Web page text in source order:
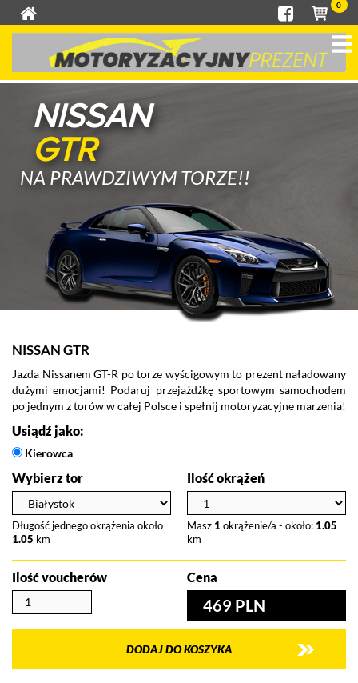
0
NISSAN
GTR
NA PRAWDZIWYM TORZE!!
NISSAN GTR
Jazda Nissanem GT-R po torze wyścigowym to prezent naładowany
dużymi emocjami! Podaruj przejażdżkę sportowym samochodem
po jednym z torów w całej Polsce i spełnij motoryzacyjne marzenia!
Usiądź jako:
Kierowca
Wybierz tor
Długość jednego okrążenia około
1.05 km
Ilość okrążeń
Masz 1 okrążenie/a - około: 1.05
km
Ilość voucherów Cena
469 PLN
DODAJ DO KOSZYKA